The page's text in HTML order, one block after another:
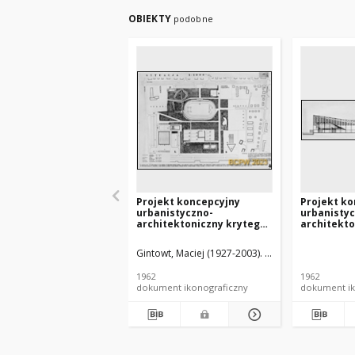
OBIEKTY podobne
Projekt koncepcyjny
urbanistyczno-
architektoniczny krytego
341 : praca nr 15, I
Gintowt, Maciej (1927-2003). Architekt
1962
dokument ikonograficzny
Projekt
3, Elewacja
1962
dokument